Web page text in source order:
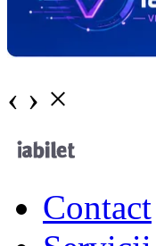
‹ › ×
Contact